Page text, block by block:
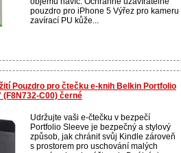
pouzdro pro iPhone 5 Výřez pro kameru
zavírací PU kůže...
Pouzdro pro čtečku e-knih Belkin Portfolio
(F8N732-C00) černé
Udržujte vaši e-čtečku v bezpečí
Portfolio Sleeve je bezpečný a stylový
způsob, jak chránit svůj Kindle zároveň
s prostorem pro uschování malých